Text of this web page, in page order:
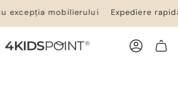
mobilierului Expediere
CONT